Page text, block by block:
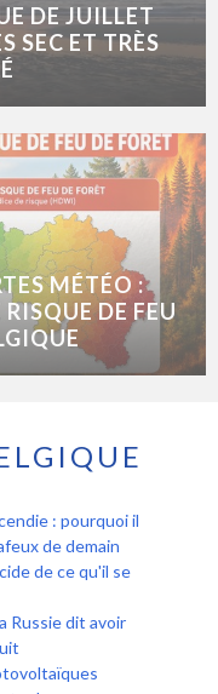
DE JUILLET
SEC ET TRÈS
MÉTÉO :
RISQUE DE FEU
: pourquoi il
de demain
de ce qu'il se
Russie dit avoir